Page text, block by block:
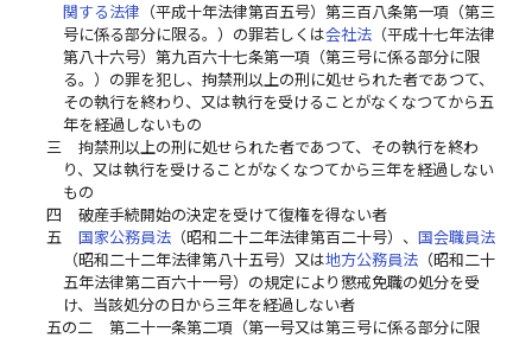
関する法律 （平成十年法律第百五号）第三百八条第一項（第三
号に係る部分に限る。）の罪若しくは会社法（平成十七年法律
第八十六号）第九百六十七条第一項（第三号に係る部分に限
る。）の罪を犯し、拘禁刑以上の刑に処せられた者であつて、
その執行を終わり、又は執行を受けることがなくなつてから五
年を経過しないもの
三
拘禁刑以上の刑に処せられた者であつて、その執行を終わ
り、又は執行を受けることがなくなつてから三年を経過しない
もの
四
破産手続開始の決定を受けて復権を得ない者
五
国家公務員法（昭和二十二年法律第百二十号）、 国会職員法
（昭和二十二年法律第八十五号）又は地方公務員法（昭和二十
五年法律第二百六十一号）の規定により懲戒免職の処分を受
け、当該処分の日から三年を経過しない者
五の二
第二十一条第二項（第一号又は第三号に係る部分に限